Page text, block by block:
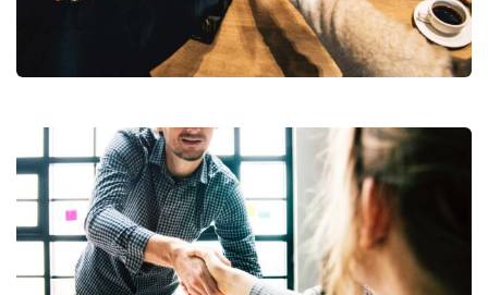
Market Expansion